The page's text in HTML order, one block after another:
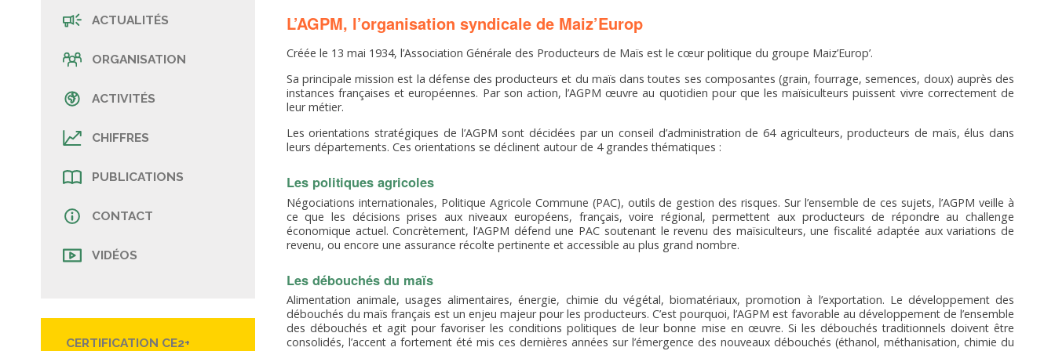
ACTUALITÉS
ORGANISATION
ACTIVITÉS
CHIFFRES
PUBLICATIONS
CONTACT
VIDÉOS
CERTIFICATION CE2+
L’AGPM, l’organisation syndicale de Maiz’Europ
Créée le 13 mai 1934, l’Association Générale des Producteurs de Maïs est le cœur politique du groupe Maiz’Europ’.
Sa principale mission est la défense des producteurs et du maïs dans toutes ses composantes (grain, fourrage, semences, doux) auprès des
instances françaises et européennes. Par son action, l’AGPM œuvre au quotidien pour que les maïsiculteurs puissent vivre correctement de
leur métier.
Les orientations stratégiques de l’AGPM sont décidées par un conseil d’administration de 64 agriculteurs, producteurs de maïs, élus dans
leurs départements. Ces orientations se déclinent autour de 4 grandes thématiques :
Les politiques agricoles
Négociations internationales, Politique Agricole Commune (PAC), outils de gestion des risques. Sur l’ensemble de ces sujets, l’AGPM veille à
ce que les décisions prises aux niveaux européens, français, voire régional, permettent aux producteurs de répondre au challenge
économique actuel. Concrètement, l’AGPM défend une PAC soutenant le revenu des maïsiculteurs, une fiscalité adaptée aux variations de
revenu, ou encore une assurance récolte pertinente et accessible au plus grand nombre.
Les débouchés du maïs
Alimentation animale, usages alimentaires, énergie, chimie du végétal, biomatériaux, promotion à l’exportation. Le développement des
débouchés du maïs français est un enjeu majeur pour les producteurs. C’est pourquoi, l’AGPM est favorable au développement de l’ensemble
des débouchés et agit pour favoriser les conditions politiques de leur bonne mise en œuvre. Si les débouchés traditionnels doivent être
consolidés, l’accent a fortement été mis ces dernières années sur l’émergence des nouveaux débouchés (éthanol, méthanisation, chimie du